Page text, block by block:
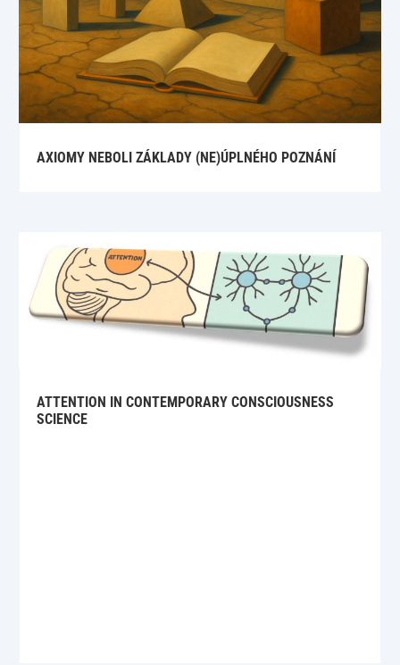
AXIOMY NEBOLI ZÁKLADY (NE)ÚPLNÉHO POZNÁNÍ
ATTENTION IN CONTEMPORARY CONSCIOUSNESS
SCIENCE